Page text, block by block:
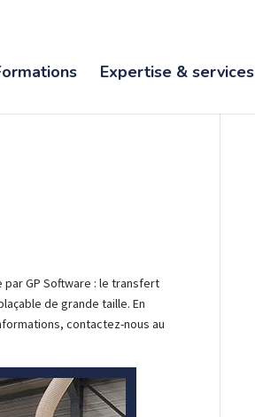
Expertise & services
par GP Software : le transfert
de grande taille. En
contactez-nous au